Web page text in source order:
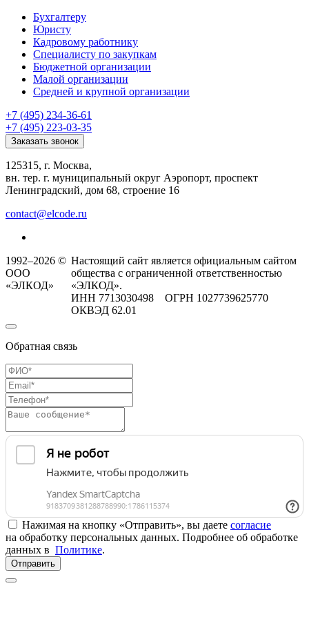
Бухгалтеру
Юристу
Кадровому работнику
Специалисту по закупкам
Бюджетной организации
Малой организации
Средней и крупной организации
+7 (495) 234-36-61
+7 (495) 223-03-35
Заказать звонок
125315, г. Москва,
вн. тер. г. муниципальный округ Аэропорт, проспект
Ленинградский, дом 68, строение 16
contact@elcode.ru
1992–2026 ©
ООО
«ЭЛКОД»
Настоящий сайт является официальным сайтом
общества с ограниченной ответственностью
«ЭЛКОД».
ИНН 7713030498 ОГРН 1027739625770
ОКВЭД 62.01
Обратная связь
Нажимая на кнопку «Отправить», вы даете согласие
на обработку персональных данных. Подробнее об обработке
данных в Политике.
Отправить